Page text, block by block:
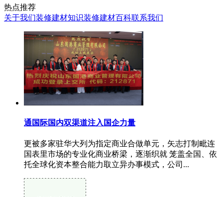
热点推荐
关于我们装修建材知识装修建材百科联系我们
通国际国内双渠道注入国企力量
更被多家驻华大列为指定商业合做单元，矢志打制毗连
国表里市场的专业化商业桥梁，逐渐织就 笼盖全国、依
托全球化资本整合能力取立异办事模式，公司...